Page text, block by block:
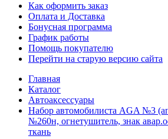
Как оформить заказ
Оплата и Доставка
Бонусная программа
График работы
Помощь покупателю
Перейти на старую версию сайта
Главная
Каталог
Автоаксессуары
Набор автомобилиста AGA №3
№260н, огнетушитель, знак
ткань